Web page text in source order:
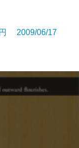
2009/06/17